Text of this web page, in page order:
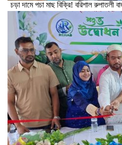
চড়া দামে পচা মাছ বিক্রি! বরিশাল রুপাতলী